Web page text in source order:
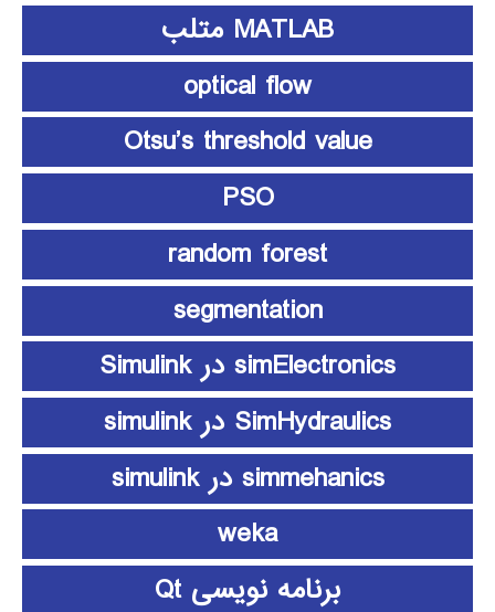
MATLAB متلب
optical flow
Otsu’s threshold value
PSO
random forest
segmentation
simElectronics در Simulink
SimHydraulics در simulink
simmehanics در simulink
weka
برنامه نویسی Qt